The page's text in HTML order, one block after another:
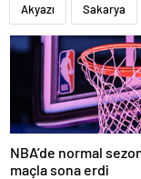
Akyazı Sakarya
NBA’de normal
maçla sona erdi